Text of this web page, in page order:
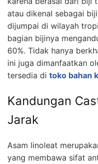
atau dikenal sebagai
dijumpai di wilayah
bagian bijinya
60%. Tidak hanya
ini juga dimanfaatkan
tersedia di toko bahan
Kandungan
Jarak
Asam linoleat
yang membawa sifat